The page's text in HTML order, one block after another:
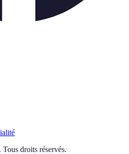
. Tous droits réservés.